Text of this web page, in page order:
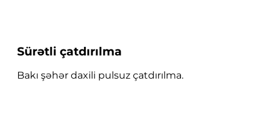
Sürətli çatdırılma
Bakı şəhər daxili pulsuz çatdırılma.